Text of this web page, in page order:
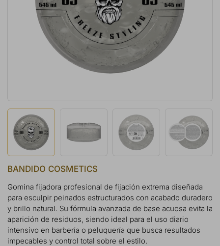
BANDIDO COSMETICS
Gomina fijadora profesional de fijación extrema diseñada
para esculpir peinados estructurados con acabado duradero
y brillo natural. Su fórmula avanzada de base acuosa evita la
aparición de residuos, siendo ideal para el uso diario
intensivo en barbería o peluquería que busca resultados
impecables y control total sobre el estilo.